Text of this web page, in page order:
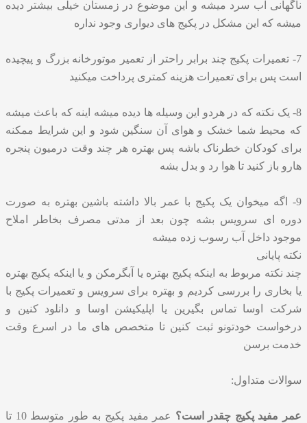
ناگهانی آب سرد میشه و این موضوع در زمستان خیلی بیشتر دیده
میشه که این مشکل در پکیج های دیواری وجود نداره
7- تعمیرات پکیج چند برابر راحتر از تعمیر موتورخانه بزرگ و پیچیده
است پس برای تعمیرات هزینه کمتری پرداخت میکنید
8- یک نکته که در هردو این وسیله ها دیده میشه اینه که باعث میشه
که محیط شما خشک و هوای آن سنگین شود و این شرایط ممکنه
برای کودکان خطرناک باشه پس بهتره هر چند وقت درمیون پنجره
هارو باز کنید تا هوا رد و بدل بشه
9- اگه میخوان یک پکیج با عمر بالا داشته باشین بهتره به صورت
دوره ای سرویس بشه چون بعد از مدتی مصرف بخاطر املاح
موجود داخل آب رسوب زده میشه
نکته پایانی
چند نکته مربوط به اینکه پکیج بهتره یا آبگرمکن و یا اینکه پکیج بهتره
یا بخاری را بررسی کردیم و بهتره برای سرویس و تعمیرات پکیج با
شرکت اوسا تماس بگیرین یا اپلیکیشن اوسا و دانلود کنین و
درخواست خودتونو ثبت کنین تا متخصص های ما در اسرع وقت
خدمت برسن
سوالات متداول:
عمر مفید پکیج چقدر است؟
عمر مفید پکیج به طور متوسط 10 تا